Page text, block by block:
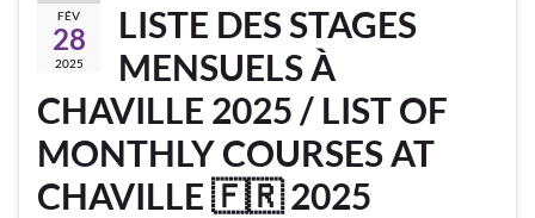
FÉV
28
2025
LISTE DES STAGES
MENSUELS À
CHAVILLE 2025 / LIST OF
MONTHLY COURSES AT
CHAVILLE 🇫🇷 2025